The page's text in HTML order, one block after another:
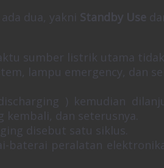
dua, yakni Standby Use
sumber listrik utama tidak
lampu emergency, dan
) kemudian
dan seterusnya.
disebut satu siklus.
baterai peralatan